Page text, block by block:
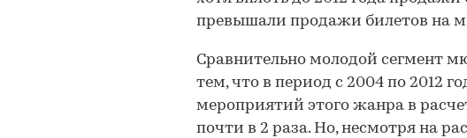
превышали продажи билетов на
Сравнительно молодой сегмент
тем, что в период с 2004 по 2012
мероприятий этого жанра в
почти в 2 раза. Но, несмотря на